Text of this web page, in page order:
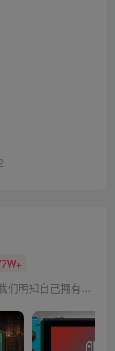
2
我们人生中最大的懒惰，就是当我们明知自己拥有作出选择的能力，却不去主动改变而是放任它的生活态度